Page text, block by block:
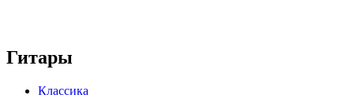
Гитары
Классика